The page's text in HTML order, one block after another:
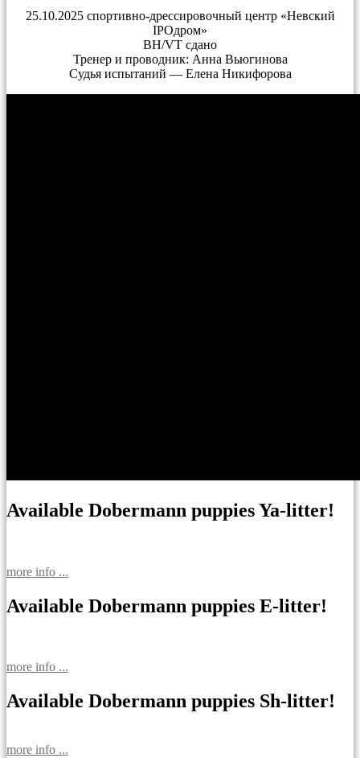
25.10.2025 спортивно-дрессировочный центр «Невский
IPOдром»
BH/VT сдано
Тренер и проводник: Анна Вьюгинова
Судья испытаний — Елена Никифорова
Available Dobermann puppies Ya-litter!
more info ...
Available Dobermann puppies E-litter!
more info ...
Available Dobermann puppies Sh-litter!
more info ...